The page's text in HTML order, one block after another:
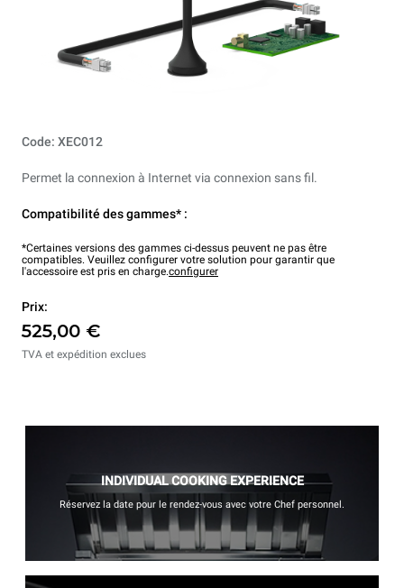
Code: XEC012
Permet la connexion à Internet via connexion sans fil.
Compatibilité des gammes* :
*Certaines versions des gammes ci-dessus peuvent ne pas être
compatibles. Veuillez configurer votre solution pour garantir que
l'accessoire est pris en charge.configurer
Prix:
525,00 €
TVA et expédition exclues
INDIVIDUAL COOKING EXPERIENCE
Réservez la date pour le rendez-vous avec votre Chef personnel.